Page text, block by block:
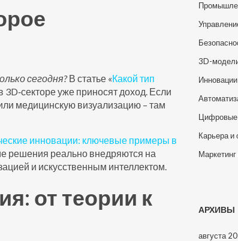
сегодня?В статье «Какой тип
3D‑секторе уже приносят доход. Если
медицинскую визуализацию – там
инновации: ключевые примеры в
решения реально внедряются на
и искусственным интеллектом.
от теории к
3D-
Цифровые
Карьера и
Маркетинг
АРХИВЫ
августа